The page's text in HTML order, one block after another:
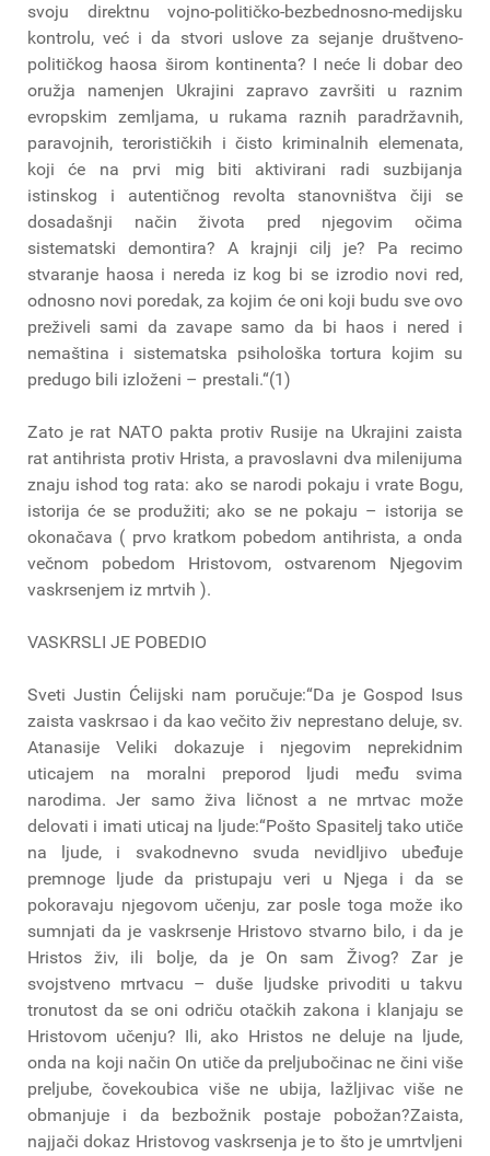
svoju direktnu vojno-političko-bezbednosno-medijsku
kontrolu, već i da stvori uslove za sejanje društveno-
političkog haosa širom kontinenta? I neće li dobar deo
oružja namenjen Ukrajini zapravo završiti u raznim
evropskim zemljama, u rukama raznih paradržavnih,
paravojnih, terorističkih i čisto kriminalnih elemenata,
koji će na prvi mig biti aktivirani radi suzbijanja
istinskog i autentičnog revolta stanovništva čiji se
dosadašnji način života pred njegovim očima
sistematski demontira? A krajnji cilj je? Pa recimo
stvaranje haosa i nereda iz kog bi se izrodio novi red,
odnosno novi poredak, za kojim će oni koji budu sve ovo
preživeli sami da zavape samo da bi haos i nered i
nemaština i sistematska psihološka tortura kojim su
predugo bili izloženi – prestali.“(1)
Zato je rat NATO pakta protiv Rusije na Ukrajini zaista
rat antihrista protiv Hrista, a pravoslavni dva milenijuma
znaju ishod tog rata: ako se narodi pokaju i vrate Bogu,
istorija će se produžiti; ako se ne pokaju – istorija se
okonačava ( prvo kratkom pobedom antihrista, a onda
večnom pobedom Hristovom, ostvarenom Njegovim
vaskrsenjem iz mrtvih ).
VASKRSLI JE POBEDIO
Sveti Justin Ćelijski nam poručuje:“Da je Gospod Isus
zaista vaskrsao i da kao večito živ neprestano deluje, sv.
Atanasije Veliki dokazuje i njegovim neprekidnim
uticajem na moralni preporod ljudi među svima
narodima. Jer samo živa ličnost a ne mrtvac može
delovati i imati uticaj na ljude:“Pošto Spasitelj tako utiče
na ljude, i svakodnevno svuda nevidljivo ubeđuje
premnoge ljude da pristupaju veri u Njega i da se
pokoravaju njegovom učenju, zar posle toga može iko
sumnjati da je vaskrsenje Hristovo stvarno bilo, i da je
Hristos živ, ili bolje, da je On sam Živog? Zar je
svojstveno mrtvacu – duše ljudske privoditi u takvu
tronutost da se oni odriču otačkih zakona i klanjaju se
Hristovom učenju? Ili, ako Hristos ne deluje na ljude,
onda na koji način On utiče da preljubočinac ne čini više
preljube, čovekoubica više ne ubija, lažljivac više ne
obmanjuje i da bezbožnik postaje pobožan?Zaista,
najjači dokaz Hristovog vaskrsenja je to što je umrtvljeni